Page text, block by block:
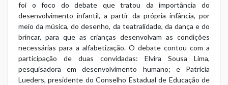
foi o foco do debate que tratou da importância do
desenvolvimento infantil, a partir da própria infância, por
meio da música, do desenho, da teatralidade, da dança e do
brincar, para que as crianças desenvolvam as condições
necessárias para a alfabetização. O debate contou com a
participação de duas convidadas: Elvira Sousa Lima,
pesquisadora em desenvolvimento humano; e Patrícia
Lueders, presidente do Conselho Estadual de Educação de